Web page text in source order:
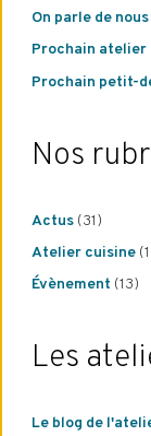
On parle de nous
Prochain
Prochain petit-
Nos
Actus(31)
Atelier cuisine
Évènement (13)
Les
Le blog de